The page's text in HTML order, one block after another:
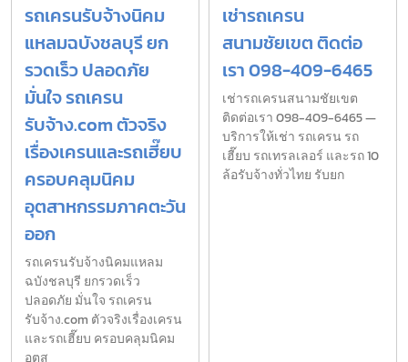
รถเครนรับจ้างนิคม
แหลมฉบังชลบุรี ยก
รวดเร็ว ปลอดภัย
มั่นใจ รถเครน
รับจ้าง.com ตัวจริง
เรื่องเครนและรถเฮี๊ยบ
ครอบคลุมนิคม
อุตสาหกรรมภาคตะวัน
ออก
รถเครนรับจ้างนิคมแหลม
ฉบังชลบุรี ยกรวดเร็ว
ปลอดภัย มั่นใจ รถเครน
รับจ้าง.com ตัวจริงเรื่องเครน
และรถเฮี๊ยบ ครอบคลุมนิคม
อุตส
เช่ารถเครน
สนามชัยเขต ติดต่อ
เรา 098-409-6465
เช่ารถเครนสนามชัยเขต
ติดต่อเรา 098-409-6465 —
บริการให้เช่า รถเครน รถ
เฮี๊ยบ รถเทรลเลอร์ และรถ 10
ล้อรับจ้างทั่วไทย รับยก